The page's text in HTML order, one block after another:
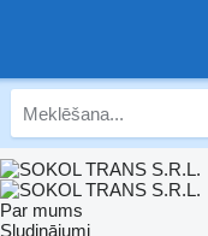
Par mums
Sludinājumi